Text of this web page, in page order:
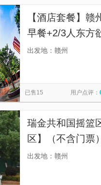
博馆
公园 信丰县烈士陵园
旧居
堡梯田
林动物园
泉 七鲤古镇度假区 郁孤
景区
城 赣州蘑菇小镇
【酒店套餐】
早餐+2/3人东方
出发地：赣州
已售15 用户点评：
瑞金共和国摇篮
区】（不含门票
团（可替换行程
出发地：赣州